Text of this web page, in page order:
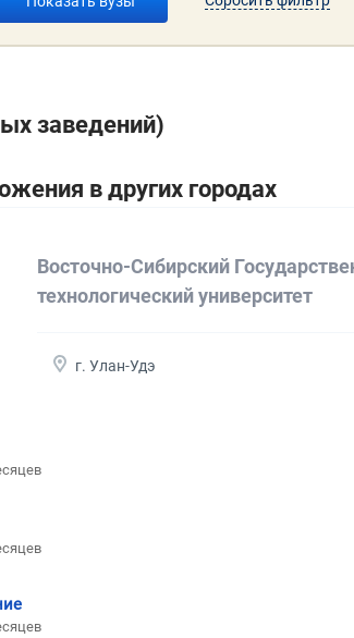
заведений)
в других городах
Восточно-Сибирский
технологический университет
г. Улан-Удэ